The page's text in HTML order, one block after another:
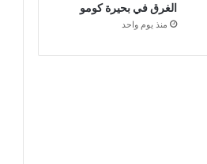
الغرق في بحيرة كومو
منذ يوم واحد